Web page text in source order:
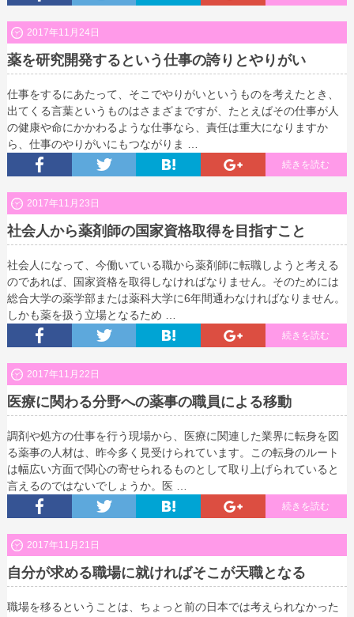
2017年11月24日
薬を研究開発するという仕事の誇りとやりがい
仕事をするにあたって、そこでやりがいというものを考えたとき、
出てくる言葉というものはさまざまですが、たとえばその仕事が人
の健康や命にかかわるような仕事なら、責任は重大になりますか
ら、仕事のやりがいにもつながりま …
続きを読む
2017年11月23日
社会人から薬剤師の国家資格取得を目指すこと
社会人になって、今働いている職から薬剤師に転職しようと考える
のであれば、国家資格を取得しなければなりません。そのためには
総合大学の薬学部または薬科大学に6年間通わなければなりません。
しかも薬を扱う立場となるため …
続きを読む
2017年11月22日
医療に関わる分野への薬事の職員による移動
調剤や処方の仕事を行う現場から、医療に関連した業界に転身を図
る薬事の人材は、昨今多く見受けられています。この転身のルート
は幅広い方面で関心の寄せられるものとして取り上げられていると
言えるのではないでしょうか。医 …
続きを読む
2017年11月21日
自分が求める職場に就ければそこが天職となる
職場を移るということは、ちょっと前の日本では考えられなかった